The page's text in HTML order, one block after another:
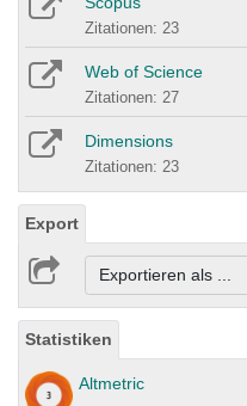
Zitationen: 23
Web of Science
Zitationen: 27
Dimensions
Zitationen: 23
Export
Exportieren als ...
Statistiken
Altmetric